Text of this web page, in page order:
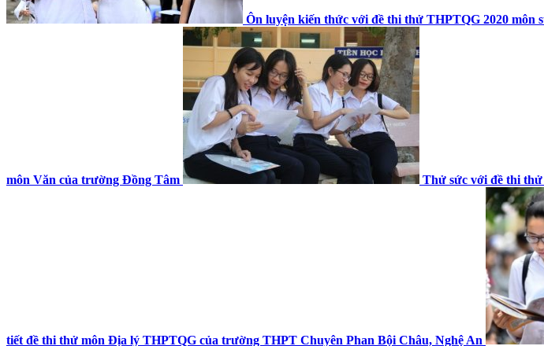
Ôn luyện kiến thức với đề thi thử THPTQG 2020 môn
môn Văn của trường Đồng Tâm Thử sức với đề thi
tiết đề thi thử môn Địa lý THPTQG của trường THPT Chuyên Phan Bội Châu, Nghệ An